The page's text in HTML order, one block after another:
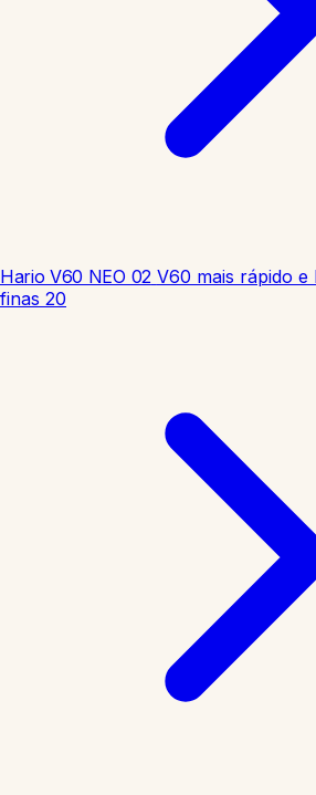
Hario V60 NEO 02 V60 mais rápido
finas 20